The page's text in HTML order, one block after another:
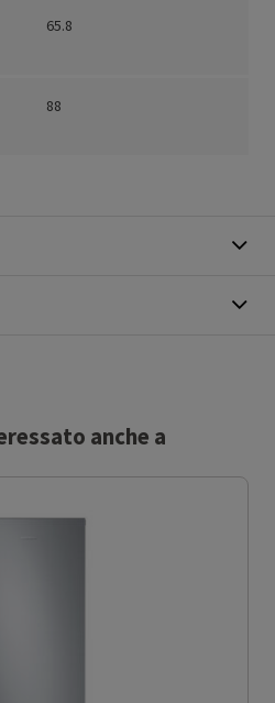
65.8
88
anche a